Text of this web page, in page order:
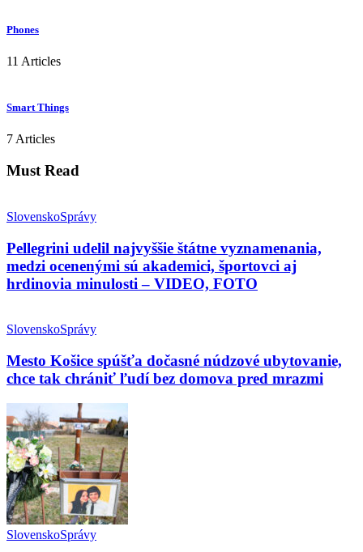
Phones
11 Articles
Smart Things
7 Articles
Must Read
SlovenskoSprávy
Pellegrini udelil najvyššie štátne vyznamenania,
medzi ocenenými sú akademici, športovci aj
hrdinovia minulosti – VIDEO, FOTO
SlovenskoSprávy
Mesto Košice spúšťa dočasné núdzové ubytovanie,
chce tak chrániť ľudí bez domova pred mrazmi
SlovenskoSprávy